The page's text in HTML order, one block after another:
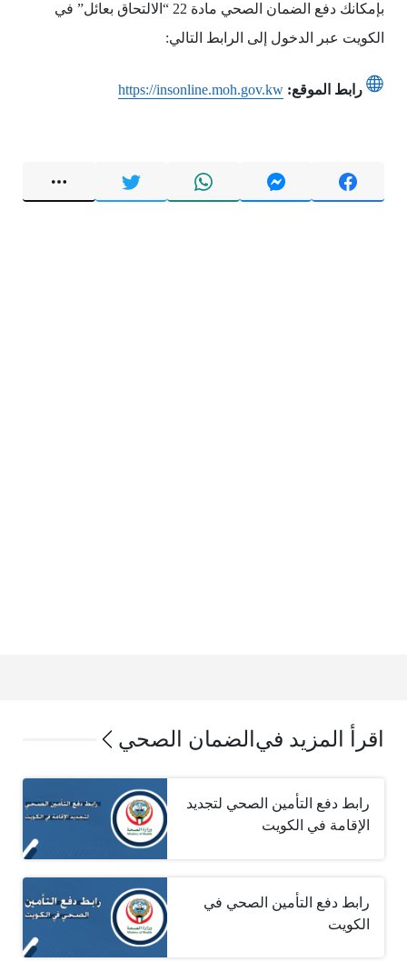
بإمكانك دفع الضمان الصحي مادة 22 “الالتحاق بعائل” في
الكويت عبر الدخول إلى الرابط التالي:
رابط الموقع: https://insonline.moh.gov.kw
اقرأ المزيد في الضمان الصحي
رابط دفع التأمين الصحي لتجديد
الإقامة في الكويت
رابط دفع التأمين الصحي في
الكويت